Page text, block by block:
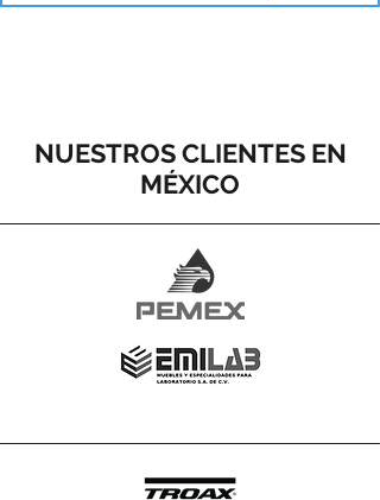
NUESTROS CLIENTES EN
MÉXICO